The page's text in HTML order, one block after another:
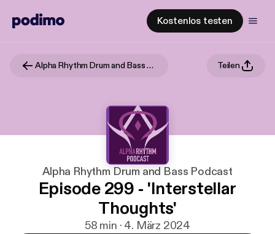
Kostenlos testen
Alpha Rhythm Drum and Bass Podcast Teilen
Alpha Rhythm Drum and Bass Podcast
Episode 299 - 'Interstellar
Thoughts'
58 min · 4. März 2024